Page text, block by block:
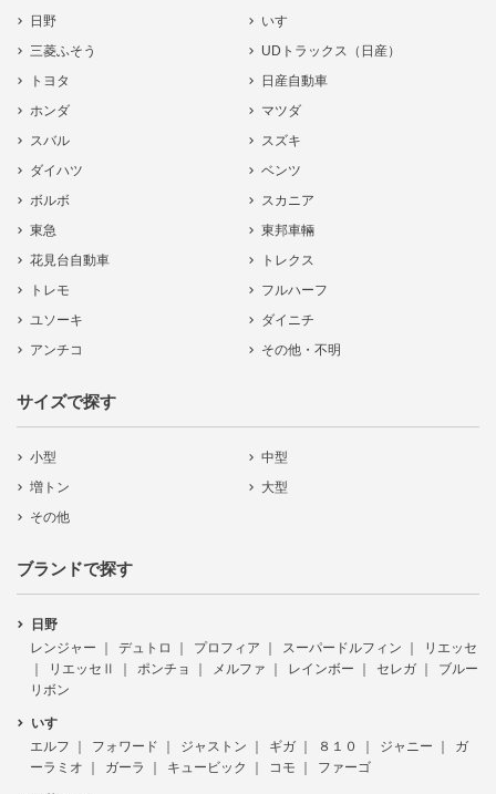
日野
いすゞ
三菱ふそう
UDトラックス（日産）
トヨタ
日産自動車
ホンダ
マツダ
スバル
スズキ
ダイハツ
ベンツ
ボルボ
スカニア
東急
東邦車輛
花見台自動車
トレクス
トレモ
フルハーフ
ユソーキ
ダイニチ
アンチコ
その他・不明
サイズで探す
小型
中型
増トン
大型
その他
ブランドで探す
日野
レンジャー
デュトロ プロフィア スーパードルフィン
リエッセ
リエッセⅡ
ポンチョ メルファ レインボー セレガ
ブルー
リボン
いすゞ
エルフ
フォワード ジャストン ギガ ８１０ ジャニー
ガ
ーラミオ
ガーラ キュービック コモ ファーゴ